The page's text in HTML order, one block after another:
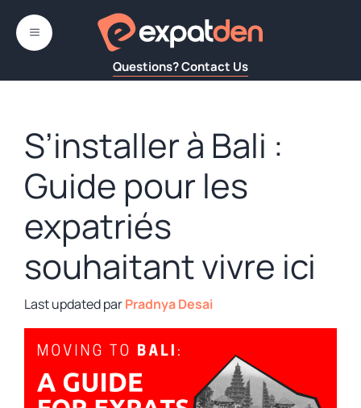
contenu
Questions? Contact Us
MENU
S’installer à Bali :
Guide pour les
expatriés
souhaitant vivre ici
parPradnya Desai